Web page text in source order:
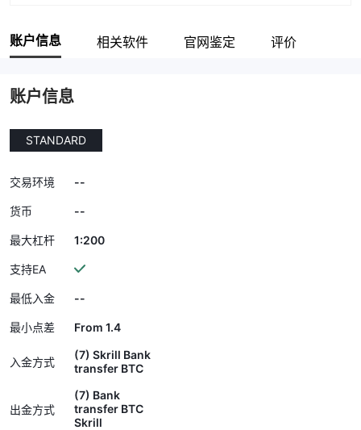
账户信息 相关软件 官网鉴定 评价
账户信息
STANDARD
交易环境 --
货币 --
最大杠杆 1:200
支持EA
最低入金 --
最小点差 From 1.4
入金方式
(7) Skrill Bank
transfer BTC
出金方式
(7) Bank
transfer BTC
Skrill